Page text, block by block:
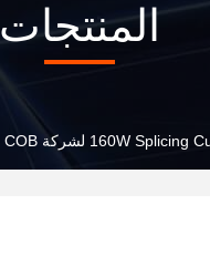
المنتجات